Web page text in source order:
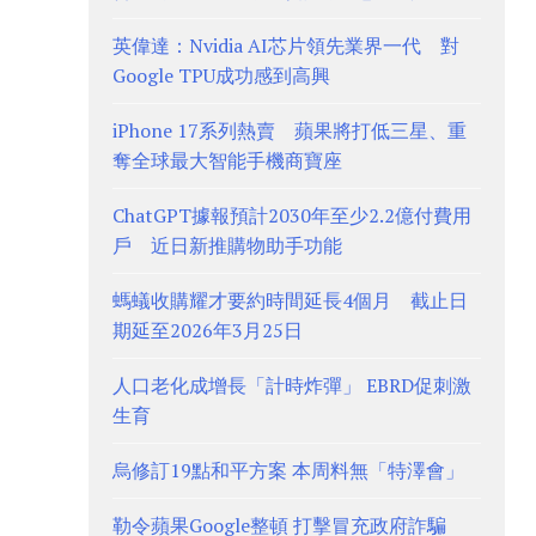
英偉達：Nvidia AI芯片領先業界一代 對
Google TPU成功感到高興
iPhone 17系列熱賣 蘋果將打低三星、重
奪全球最大智能手機商寶座
ChatGPT據報預計2030年至少2.2億付費用
戶 近日新推購物助手功能
螞蟻收購耀才要約時間延長4個月 截止日
期延至2026年3月25日
人口老化成增長「計時炸彈」 EBRD促刺激
生育
烏修訂19點和平方案 本周料無「特澤會」
勒令蘋果Google整頓 打擊冒充政府詐騙